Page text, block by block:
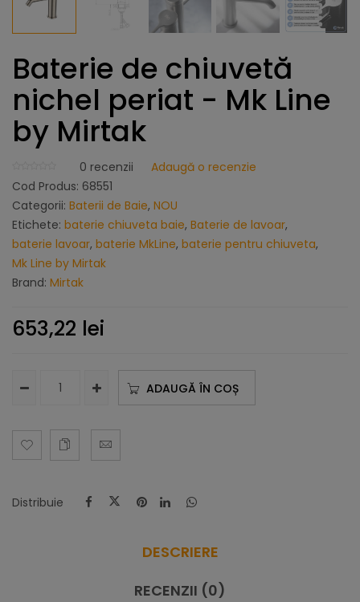
Baterie de chiuvetă
nichel periat - Mk Line
by Mirtak
0 recenzii
Adaugă o recenzie
Cod Produs: 68551
Categorii: Baterii de Baie, NOU
Etichete: baterie chiuveta baie, Baterie de lavoar,
baterie lavoar, baterie MkLine, baterie pentru chiuveta,
Mk Line by Mirtak
Brand: Mirtak
653,22 lei
ADAUGĂ ÎN COȘ
Distribuie
DESCRIERE
RECENZII (0)